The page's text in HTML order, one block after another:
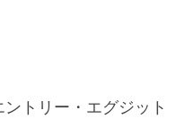
トリー・エグジット